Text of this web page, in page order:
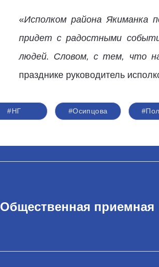
«Исполком района Якиманка
придет с радостными
людей. Словом, с тем, что
празднике руководитель
#НГ #Осипцова
Общественная приемная